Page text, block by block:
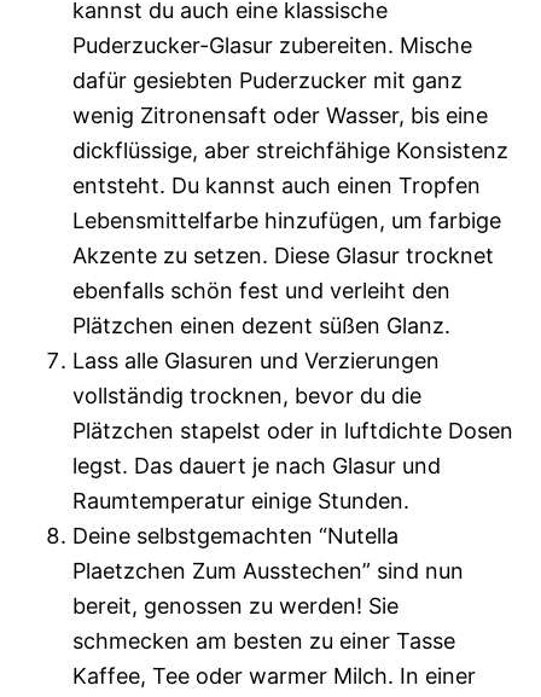
kannst du auch eine klassische
Puderzucker-Glasur zubereiten. Mische
dafür gesiebten Puderzucker mit ganz
wenig Zitronensaft oder Wasser, bis eine
dickflüssige, aber streichfähige Konsistenz
entsteht. Du kannst auch einen Tropfen
Lebensmittelfarbe hinzufügen, um farbige
Akzente zu setzen. Diese Glasur trocknet
ebenfalls schön fest und verleiht den
Plätzchen einen dezent süßen Glanz.
Lass alle Glasuren und Verzierungen
vollständig trocknen, bevor du die
Plätzchen stapelst oder in luftdichte Dosen
legst. Das dauert je nach Glasur und
Raumtemperatur einige Stunden.
Deine selbstgemachten “Nutella
Plaetzchen Zum Ausstechen” sind nun
bereit, genossen zu werden! Sie
schmecken am besten zu einer Tasse
Kaffee, Tee oder warmer Milch. In einer